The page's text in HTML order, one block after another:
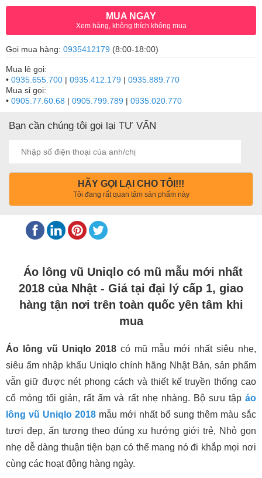
MUA NGAY
Xem hàng, không thích không mua
Gọi mua hàng: 0935412179 (8:00-18:00)
Mua lẻ gọi:
• 0935.655.700 | 0935.412.179 | 0935.889.770
Mua sỉ gọi:
• 0905.77.60.68 | 0905.799.789 | 0935.020.770
Bạn cần chúng tôi gọi lại TƯ VẤN
HÃY GỌI LẠI CHO TÔI!!!
Tôi đang rất quan tâm sản phẩm này
Áo lông vũ Uniqlo có mũ mẫu mới nhất
2018 của Nhật - Giá tại đại lý cấp 1, giao
hàng tận nơi trên toàn quốc yên tâm khi
mua
Áo lông vũ Uniqlo 2018 có mũ mẫu mới nhất siêu nhẹ,
siêu ấm nhập khẩu Uniqlo chính hãng Nhật Bản, sản phẩm
vẫn giữ được nét phong cách và thiết kế truyền thống cao
cổ mỏng tối giản, rất ấm và rất nhẹ nhàng. Bộ sưu tập áo
lông vũ Uniqlo 2018 mẫu mới nhất bổ sung thêm màu sắc
tươi đẹp, ấn tượng theo đúng xu hướng giới trẻ, Nhỏ gọn
nhẹ dễ dàng thuận tiện bạn có thể mang nó đi khắp mọi nơi
cùng các hoạt động hàng ngày.